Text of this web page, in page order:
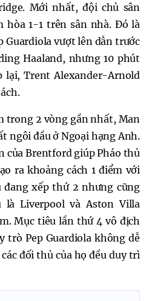
Mới nhất, đội chủ sân
hòa 1-1 trên sân nhà. Đó là
Guardiola vượt lên dẫn trước
Haaland, nhưng 10 phút
lại, Trent Alexander-Arnold
trong 2 vòng gần nhất, Man
ngôi đầu ở Ngoại hạng Anh.
của Brentford giúp Pháo thủ
ra khoảng cách 1 điểm với
xếp thứ 2 nhưng cũng
Liverpool và Aston Villa
Mục tiêu lần thứ 4 vô địch
trò Pep Guardiola không dễ
đối thủ của họ đều duy trì